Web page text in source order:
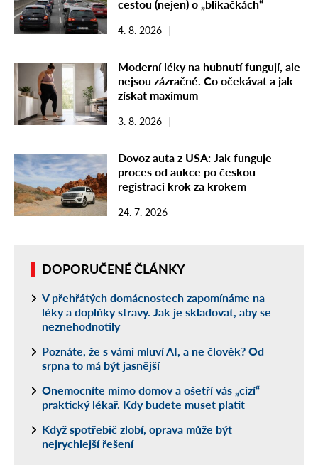
cestou (nejen) o „blikačkách“
4. 8. 2026
Moderní léky na hubnutí fungují, ale
nejsou zázračné. Co očekávat a jak
získat maximum
3. 8. 2026
Dovoz auta z USA: Jak funguje
proces od aukce po českou
registraci krok za krokem
24. 7. 2026
DOPORUČENÉ ČLÁNKY
V přehřátých domácnostech zapomínáme na
léky a doplňky stravy. Jak je skladovat, aby se
neznehodnotily
Poznáte, že s vámi mluví AI, a ne člověk? Od
srpna to má být jasnější
Onemocníte mimo domov a ošetří vás „cizí“
praktický lékař. Kdy budete muset platit
Když spotřebič zlobí, oprava může být
nejrychlejší řešení